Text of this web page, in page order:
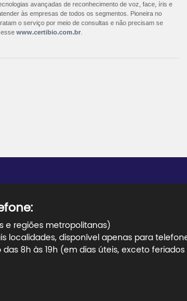
avançadas de reconhecimento de voz, face, íris e
às empresas de todos os segmentos. Pioneira no
o serviço por meio de consultas e não precisam se
www.certibio.com.br
e regiões metropolitanas)
localidades, disponível apenas para
8h às 19h (em dias úteis, exceto